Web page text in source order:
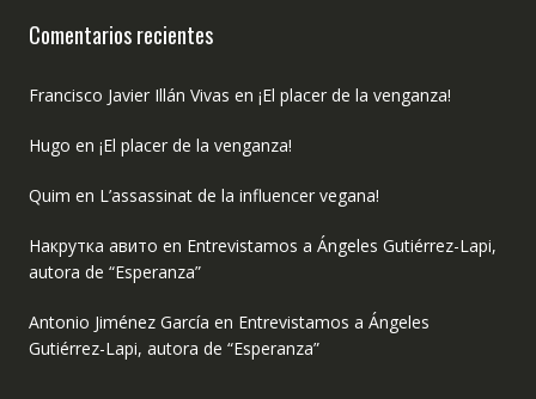
Comentarios recientes
Francisco Javier Illán Vivas en ¡El placer de la venganza!
Hugo en ¡El placer de la venganza!
Quim en L’assassinat de la influencer vegana!
Накрутка авито en Entrevistamos a Ángeles Gutiérrez-Lapi,
autora de “Esperanza”
Antonio Jiménez García en Entrevistamos a Ángeles
Gutiérrez-Lapi, autora de “Esperanza”